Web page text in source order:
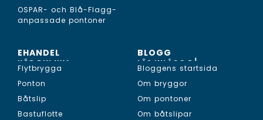
OSPAR- och Blå-Flagg-
anpassade pontoner
EHANDEL
KÖP DIN NYA...
Flytbrygga
Ponton
Båtslip
Bastuflotte
BLOGG
LÄS INLÄGG PÅ...
Bloggens startsida
Om bryggor
Om pontoner
Om båtslipar